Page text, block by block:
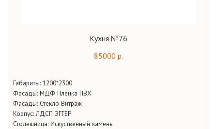
Кухня №76
85000 р.
Габариты: 1200*2300
Фасады: МДФ Плёнка ПВХ
Фасады: Стекло Витраж
Корпус:ЛДСП ЭГГЕР
Столешница: Искуственный камень